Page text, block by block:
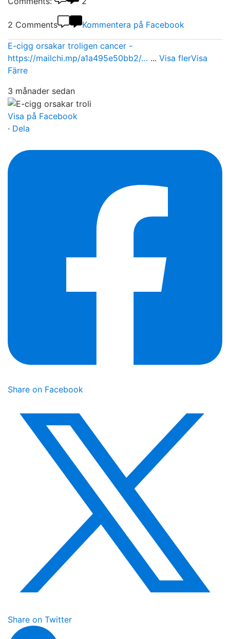
2 Comments Kommentera på Facebook
E-cigg orsakar troligen cancer -
https://mailchi.mp/a1a495e50bb2/… ... Visa flerVisa
Färre
3 månader sedan
Visa på Facebook
· Dela
Share on Facebook
Share on Twitter